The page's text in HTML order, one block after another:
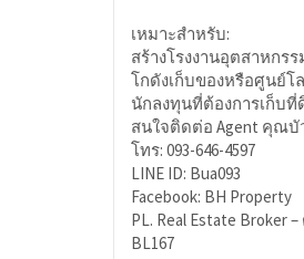
เหมาะสำหรับ:
สร้างโรงงานอุตสาหกรร
โกดังเก็บของหรือศูนย์โ
นักลงทุนที่ต้องการเก็บ
สนใจติดต่อ Agent คุณบั
โทร: 093-646-4597
LINE ID: Bua093
Facebook: BH Property
PL. Real Estate
BL167